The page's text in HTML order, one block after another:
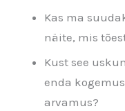
Kas ma
näite, mis
Kust see
enda
arvamus?